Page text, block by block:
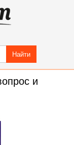
Найти
и